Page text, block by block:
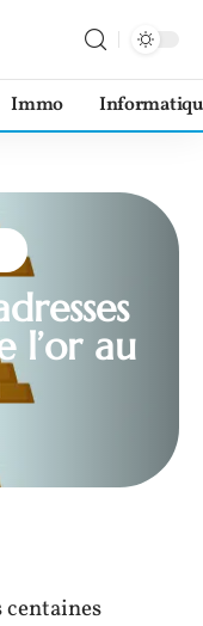
Immo
l’or au
centaines